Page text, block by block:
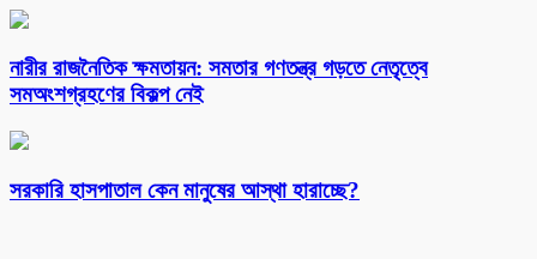
নারীর রাজনৈতিক ক্ষমতায়ন: সমতার গণতন্ত্র গড়তে নেতৃত্বে
সমঅংশগ্রহণের বিকল্প নেই
সরকারি হাসপাতাল কেন মানুষের আস্থা হারাচ্ছে?